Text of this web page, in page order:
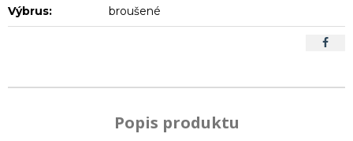
Výbrus: broušené
Popis produktu